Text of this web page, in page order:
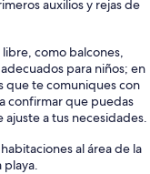
auxilios y rejas de
como balcones,
para niños; en
que te comuniques con
confirmar que puedas
a tus necesidades.
al área de la
playa.